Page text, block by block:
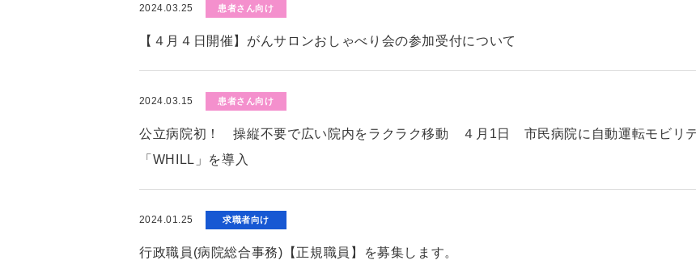
2024.03.25 患者さん向け
【４月４日開催】がんサロンおしゃべり会の参加受付について
2024.03.15 患者さん向け
公立病院初！ 操縦不要で広い院内をラクラク移動 ４月1日 市民病院に自動運転モビリ
「WHILL」を導入
2024.01.25 求職者向け
行政職員(病院総合事務)【正規職員】を募集します。